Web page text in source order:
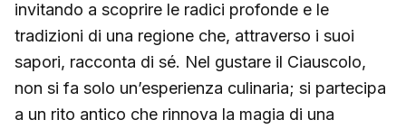
invitando a scoprire le radici profonde e le
tradizioni di una regione che, attraverso i suoi
sapori, racconta di sé. Nel gustare il Ciauscolo,
non si fa solo un’esperienza culinaria; si partecipa
a un rito antico che rinnova la magia di una